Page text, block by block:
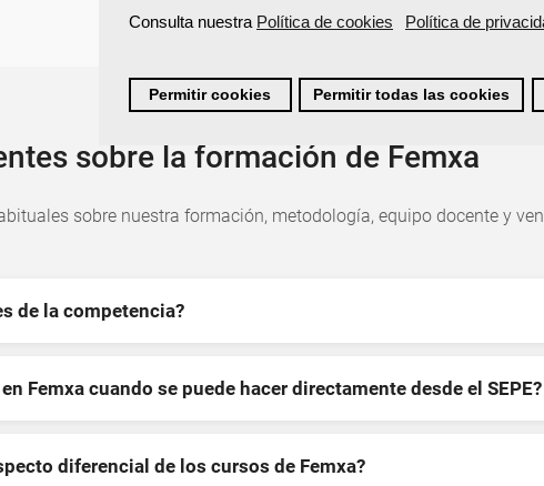
Consulta nuestra Política de cookies Política de
Permitir cookies Permitir todas las cookies
sobre la formación de Femxa
sobre nuestra formación, metodología, equipo docente y
de la competencia?
Femxa cuando se puede hacer directamente desde el SEPE?
diferencial de los cursos de Femxa?